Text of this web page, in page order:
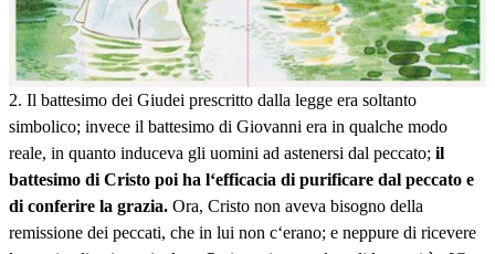
2. Il battesimo dei Giudei prescritto dalla legge era soltanto
simbolico; invece il battesimo di Giovanni era in qualche modo
reale, in quanto induceva gli uomini ad astenersi dal peccato; il
battesimo di Cristo poi ha l‘efficacia di purificare dal peccato e
di conferire la grazia. Ora, Cristo non aveva bisogno della
remissione dei peccati, che in lui non c‘erano; e neppure di ricevere